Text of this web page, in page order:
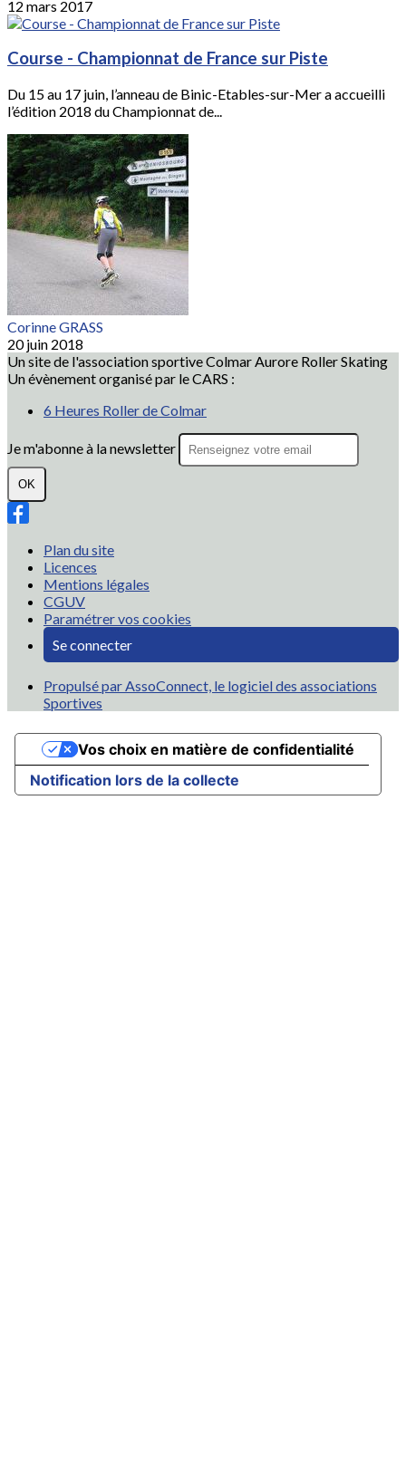
12 mars 2017
Course - Championnat de France sur Piste
Du 15 au 17 juin, l’anneau de Binic-Etables-sur-Mer a accueilli
l’édition 2018 du Championnat de...
Corinne GRASS
20 juin 2018
Un site de l'association sportive Colmar Aurore Roller Skating
Un évènement organisé par le CARS :
6 Heures Roller de Colmar
Je m'abonne à la newsletter
OK
Plan du site
Licences
Mentions légales
CGUV
Paramétrer vos cookies
Se connecter
Propulsé par AssoConnect, le logiciel des associations
Sportives
Notification lors de la collecte
Vos choix en matière de confidentialité